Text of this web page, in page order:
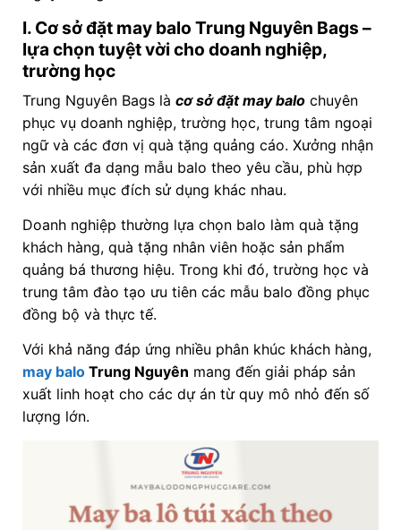
I. Cơ sở đặt may balo Trung Nguyên Bags –
lựa chọn tuyệt vời cho doanh nghiệp,
trường học
Trung Nguyên Bags là cơ sở đặt may balochuyên
phục vụ doanh nghiệp, trường học, trung tâm ngoại
ngữ và các đơn vị quà tặng quảng cáo. Xưởng nhận
sản xuất đa dạng mẫu balo theo yêu cầu, phù hợp
với nhiều mục đích sử dụng khác nhau.
Doanh nghiệp thường lựa chọn balo làm quà tặng
khách hàng, quà tặng nhân viên hoặc sản phẩm
quảng bá thương hiệu. Trong khi đó, trường học và
trung tâm đào tạo ưu tiên các mẫu balo đồng phục
đồng bộ và thực tế.
Với khả năng đáp ứng nhiều phân khúc khách hàng,
may baloTrung Nguyên mang đến giải pháp sản
xuất linh hoạt cho các dự án từ quy mô nhỏ đến số
lượng lớn.